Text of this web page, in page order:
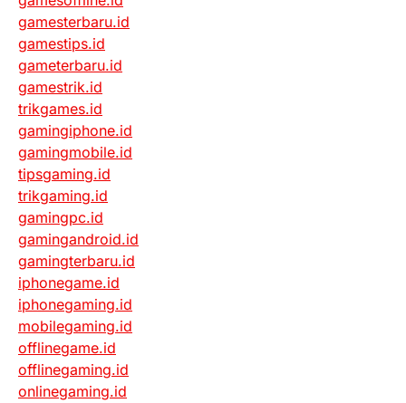
gamesterbaru.id
gamestips.id
gameterbaru.id
gamestrik.id
trikgames.id
gamingiphone.id
gamingmobile.id
tipsgaming.id
trikgaming.id
gamingpc.id
gamingandroid.id
gamingterbaru.id
iphonegame.id
iphonegaming.id
mobilegaming.id
offlinegame.id
offlinegaming.id
onlinegaming.id